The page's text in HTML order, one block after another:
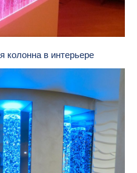
колонна в интерьере